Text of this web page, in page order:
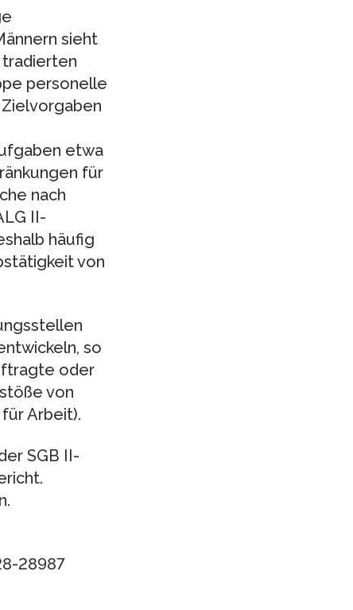
sieht
tradierten
personelle
Zielvorgaben
etwa
für
nach
II-
häufig
von
so
oder
von
Arbeit).
SGB II-
28987